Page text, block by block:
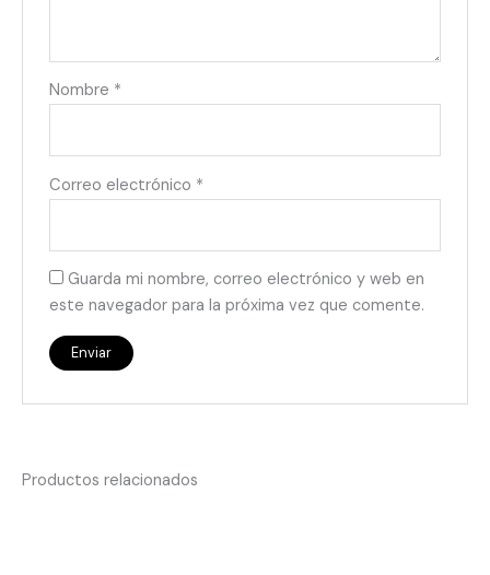
Nombre *
Correo electrónico *
Guarda mi nombre, correo electrónico y web en
este navegador para la próxima vez que comente.
Productos relacionados